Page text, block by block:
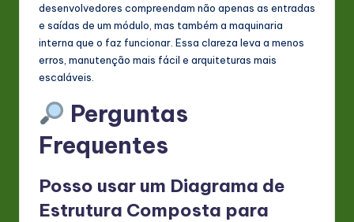
desenvolvedores compreendam não apenas as entradas
e saídas de um módulo, mas também a maquinaria
interna que o faz funcionar. Essa clareza leva a menos
erros, manutenção mais fácil e arquiteturas mais
escaláveis.
Perguntas
Frequentes
Posso usar um Diagrama de
Estrutura Composta para